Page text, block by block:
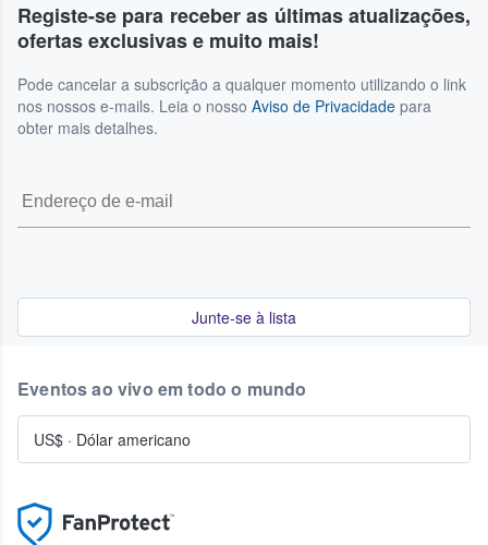
Registe-se para receber as últimas atualizações,
ofertas exclusivas e muito mais!
Pode cancelar a subscrição a qualquer momento utilizando o link
nos nossos e-mails. Leia o nosso Aviso de Privacidade para
obter mais detalhes.
Junte-se à lista
Eventos ao vivo em todo o mundo
US$ · Dólar americano